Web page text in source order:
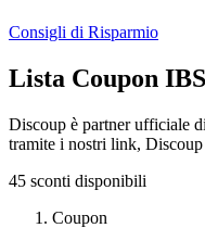
Samsung
Profumi
Trasporti
Consigli di Risparmio
Lista Coupon
Discoup è partner ufficiale
tramite i nostri link,
45 sconti disponibili
Coupon